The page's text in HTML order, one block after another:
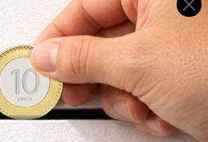
en asuntos de
internacionalmente y
voces que denunciaba al
en Sinaloa, estado en
encabezada Joaquín
el Chapo
en Estados Unidos. También
AFP.